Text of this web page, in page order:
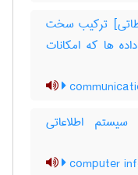
ترکیب سخت
ها که امکانات
اطلاعاتی
computer